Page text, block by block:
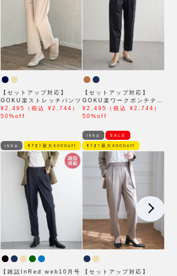
【セットアップ対応】
GOKU楽ストレッチパンツ
¥2,495（税込 ¥2,744）
50%off
【セットアップ対応】
GOKU楽ワークポンチテー
パードパンツ
¥2,495（税込 ¥2,744）
50%off
ikka ﾓｱｵﾌ最大4000off
【雑誌InRed web10月号
ikka SALE
ﾓｱｵﾌ最大4000off
【セットアップ対応】